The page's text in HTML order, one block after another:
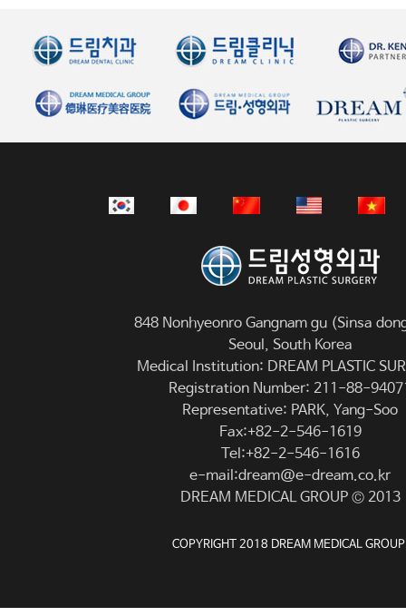
848 Nonhyeonro Gangnam gu (Sinsa
Seoul, South Korea
Medical Institution: DREAM PLASTIC
Registration Number: 211-88-
Representative: PARK, Yang-Soo
Fax:+82-2-546-1619
Tel:+82-2-546-1616
e-mail:dream@e-dream.co.kr
DREAM MEDICAL GROUP © 2013
COPYRIGHT 2018 DREAM MEDICAL